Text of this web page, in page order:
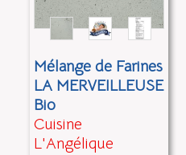
Mélange de Farines
LA MERVEILLEUSE
Bio
Cuisine
L'Angélique